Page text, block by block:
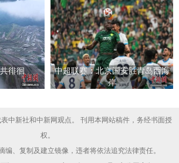
徘徊
中超联赛：北京国安胜青岛西海
岸
中新社和中新网观点。 刊用本网站稿件，务经书面授
权。
编、复制及建立镜像，违者将依法追究法律责任。